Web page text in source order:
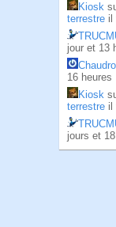
Kiosk
terrestre il
jour et 13
16 heures
Kiosk
terrestre il
jours et